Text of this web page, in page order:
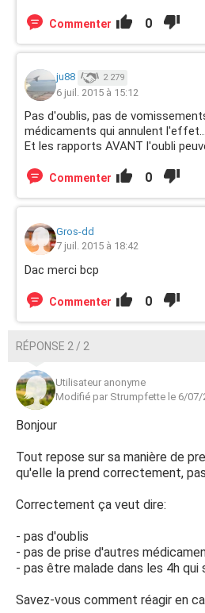
Commenter 0
ju88 2 279
6 juil. 2015 à 15:12
Pas d'oublis, pas de
médicaments qui annulent l'effet...
Et les rapports AVANT l'oubli
Commenter 0
Gros-dd
7 juil. 2015 à 18:42
Dac merci bcp
Commenter 0
RÉPONSE 2 / 2
Utilisateur anonyme
Modifié par Strumpfette le 6/07/
Bonjour
Tout repose sur sa manière de
qu'elle la prend correctement,
Correctement ça veut dire:
- pas d'oublis
- pas de prise d'autres
- pas être malade dans les 4h qui
Savez-vous comment réagir en